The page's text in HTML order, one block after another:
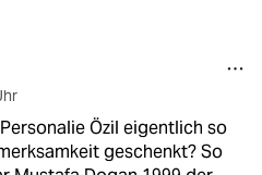
Özil eigentlich so
geschenkt? So